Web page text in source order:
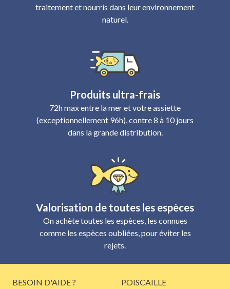
traitement et nourris dans leur environnement
naturel.
Produits ultra-frais
72h max entre la mer et votre assiette
(exceptionnellement 96h), contre 8 à 10 jours
dans la grande distribution.
Valorisation de toutes les espèces
On achète toutes les espèces, les connues
comme les espèces oubliées, pour éviter les
rejets.
BESOIN D'AIDE ?
POISCAILLE